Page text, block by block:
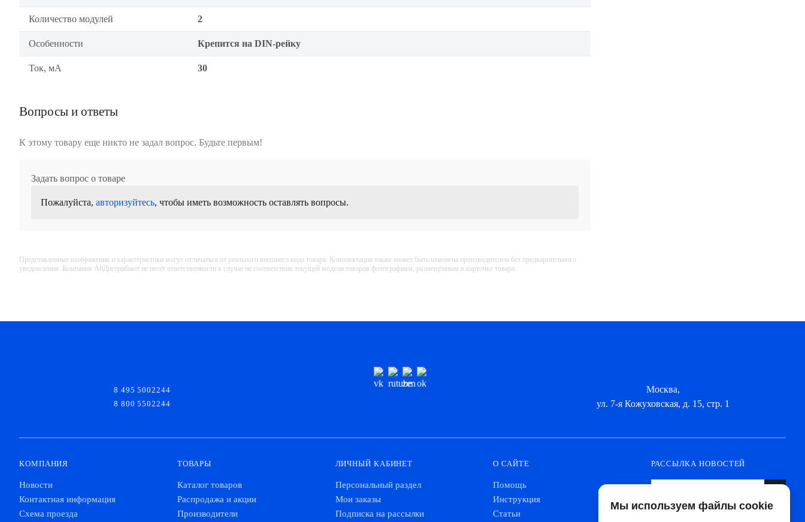
Количество модулей 2
Особенности Крепится на DIN-рейку
Ток, мА 30
Вопросы и ответы
К этому товару еще никто не задал вопрос. Будьте первым!
Задать вопрос о товаре
Пожалуйста, авторизуйтесь, чтобы иметь возможность оставлять вопросы.
Представленные изображения и характеристики могут отличаться от реального внешнего вида товара. Комплектация также может быть изменена производителем без предварительного
уведомления. Компания АйДистрибьют не несёт ответственности в случае не соответствия текущей модели товаров фотографиям, размещённым в карточке товара.
8 495 5002244
8 800 5502244
Москва,
ул. 7-я Кожуховская, д. 15, стр. 1
КОМПАНИЯ
Новости
Контактная информация
Схема проезда
ТОВАРЫ
Каталог товаров
Распродажа и акции
Производители
ЛИЧНЫЙ КАБИНЕТ
Персональный раздел
Мои заказы
Подписка на рассылки
О САЙТЕ
Помощь
Инструкция
Статьи
РАССЫЛКА НОВОСТЕЙ
Мы используем файлы cookie